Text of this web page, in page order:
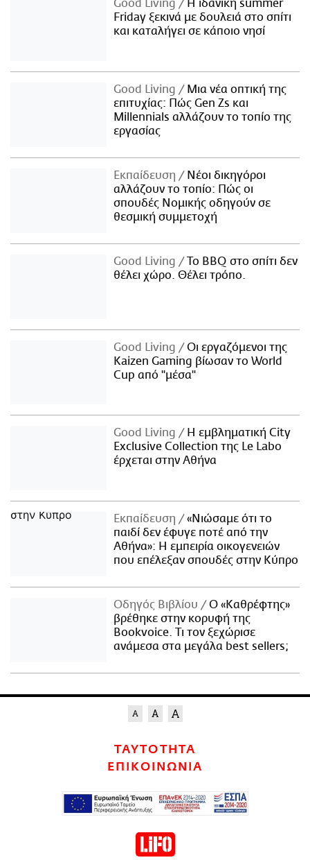
Good Living
Η ιδανική summer
Friday ξεκινά με δουλειά στο σπίτι
και καταλήγει σε κάποιο νησί
Good Living
Μια νέα οπτική της
επιτυχίας: Πώς Gen Zs και
Millennials αλλάζουν το τοπίο της
εργασίας
Εκπαίδευση
Νέοι δικηγόροι
αλλάζουν το τοπίο: Πώς οι
σπουδές Νομικής οδηγούν σε
θεσμική συμμετοχή
Good Living
Το BBQ στο σπίτι δεν
θέλει χώρο. Θέλει τρόπο.
Good Living
Οι εργαζόμενοι της
Kaizen Gaming βίωσαν το World
Cup από "μέσα"
Good Living
Η εμβληματική City
Exclusive Collection της Le Labo
έρχεται στην Αθήνα
Εκπαίδευση
«Νιώσαμε ότι το
παιδί δεν έφυγε ποτέ από την
Αθήνα»: Η εμπειρία οικογενειών
που επέλεξαν σπουδές στην Κύπρο
Οδηγός Βιβλίου
Ο «Καθρέφτης»
βρέθηκε στην κορυφή της
Bookvoice. Τι τον ξεχώρισε
ανάμεσα στα μεγάλα best sellers;
ΤΑΥΤΟΤΗΤΑ
ΕΠΙΚΟΙΝΩΝΙΑ